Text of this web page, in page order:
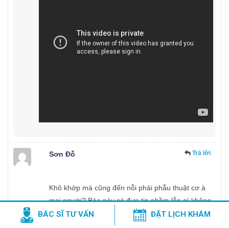
Sơn Đỗ Trả lời
Khô khớp mà cũng đến nỗi phải phẫu thuật cơ à
mọi người? Báo này có đưa tin nhầm lẫn gì không
vậy Ví dụ bị mấy bệnh khớp cắn, gãy ,…còn tin
được đây bị khô thì phẫu thuật kiểu gì nhỉ
BÁC SĨ TƯ VẤN ĐẶT LỊCH KHÁM